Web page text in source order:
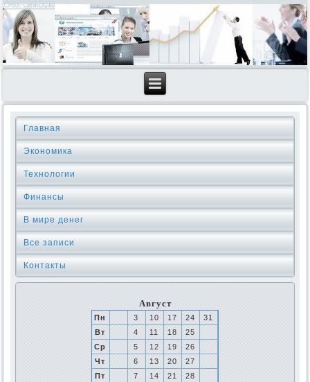
Главная
Экономика
Технологии
Финансы
В мире денег
Все записи
Контакты
Август
Пн 3 10 17 24
31
Вт
4 11 18
25
Ср
5 12 19
26
Чт
6 13 20
27
Пт
7 14 21
28